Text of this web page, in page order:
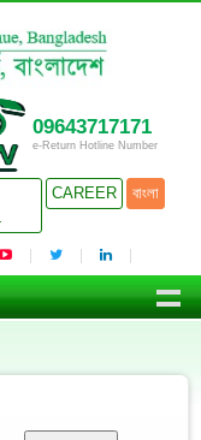
09643717171
e-Return Hotline Number
CAREER বাংলা